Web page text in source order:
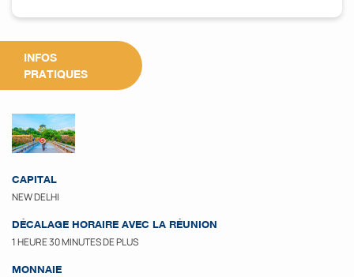
INFOS
PRATIQUES
CAPITAL
NEW DELHI
DÉCALAGE HORAIRE AVEC LA RÉUNION
1 HEURE 30 MINUTES DE PLUS
MONNAIE